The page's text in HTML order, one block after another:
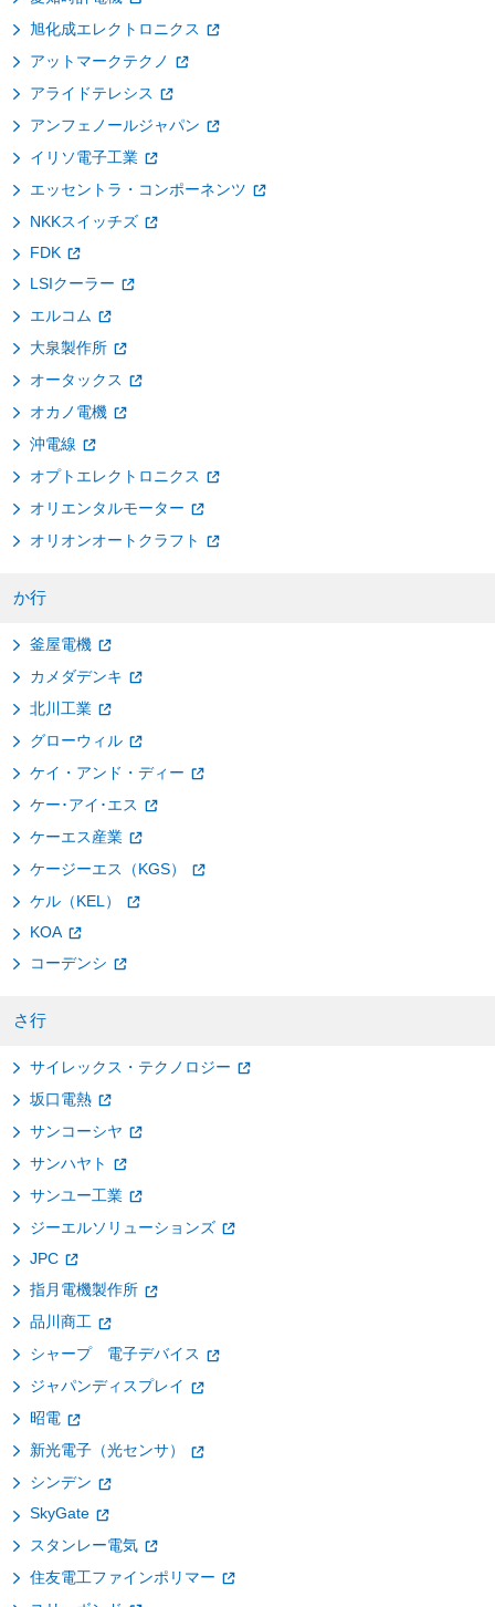
旭化成エレクトロニクス
アットマークテクノ
アライドテレシス
アンフェノールジャパン
イリソ電子工業
エッセントラ・コンポーネンツ
NKKスイッチズ
FDK
LSIクーラー
エルコム
大泉製作所
オータックス
オカノ電機
沖電線
オプトエレクトロニクス
オリエンタルモーター
オリオンオートクラフト
か行
釜屋電機
カメダデンキ
北川工業
グローウィル
ケイ・アンド・ディー
ケー･アイ･エス
ケーエス産業
ケージーエス（KGS）
ケル（KEL）
KOA
コーデンシ
さ行
サイレックス・テクノロジー
坂口電熱
サンコーシヤ
サンハヤト
サンユー工業
ジーエルソリューションズ
JPC
指月電機製作所
品川商工
シャープ 電子デバイス
ジャパンディスプレイ
昭電
新光電子（光センサ）
シンデン
SkyGate
スタンレー電気
住友電工ファインポリマー